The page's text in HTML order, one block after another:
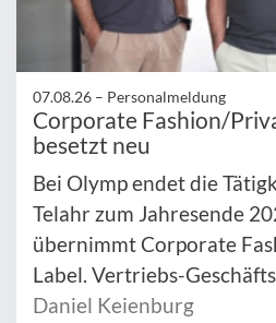
07.08.26 – Personalmeldung
Corporate Fashion/
besetzt neu
Bei Olymp endet die
Telahr zum Jahresende
übernimmt Corporate
Label. Vertriebs-
Daniel Keienburg